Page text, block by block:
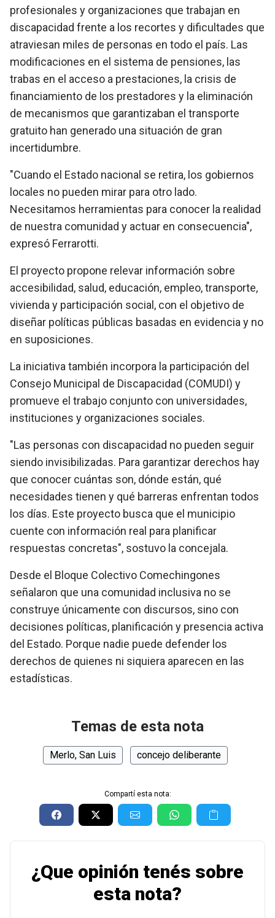
profesionales y organizaciones que trabajan en
discapacidad frente a los recortes y dificultades que
atraviesan miles de personas en todo el país. Las
modificaciones en el sistema de pensiones, las
trabas en el acceso a prestaciones, la crisis de
financiamiento de los prestadores y la eliminación
de mecanismos que garantizaban el transporte
gratuito han generado una situación de gran
incertidumbre.
"Cuando el Estado nacional se retira, los gobiernos
locales no pueden mirar para otro lado.
Necesitamos herramientas para conocer la realidad
de nuestra comunidad y actuar en consecuencia",
expresó Ferrarotti.
El proyecto propone relevar información sobre
accesibilidad, salud, educación, empleo, transporte,
vivienda y participación social, con el objetivo de
diseñar políticas públicas basadas en evidencia y no
en suposiciones.
La iniciativa también incorpora la participación del
Consejo Municipal de Discapacidad (COMUDI) y
promueve el trabajo conjunto con universidades,
instituciones y organizaciones sociales.
"Las personas con discapacidad no pueden seguir
siendo invisibilizadas. Para garantizar derechos hay
que conocer cuántas son, dónde están, qué
necesidades tienen y qué barreras enfrentan todos
los días. Este proyecto busca que el municipio
cuente con información real para planificar
respuestas concretas", sostuvo la concejala.
Desde el Bloque Colectivo Comechingones
señalaron que una comunidad inclusiva no se
construye únicamente con discursos, sino con
decisiones políticas, planificación y presencia activa
del Estado. Porque nadie puede defender los
derechos de quienes ni siquiera aparecen en las
estadísticas.
Temas de esta nota
Merlo, San Luis concejo deliberante
Compartí esta nota:
¿Que opinión tenés sobre
esta nota?